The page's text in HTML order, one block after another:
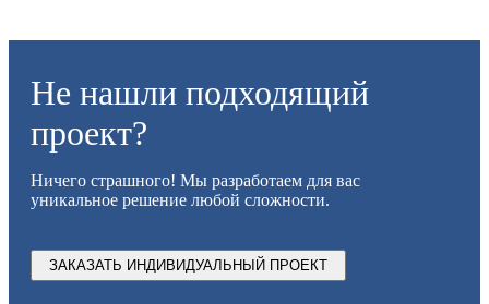
Не нашли подходящий
проект?
Ничего страшного! Мы разработаем для вас
уникальное решение любой сложности.
ЗАКАЗАТЬ ИНДИВИДУАЛЬНЫЙ ПРОЕКТ